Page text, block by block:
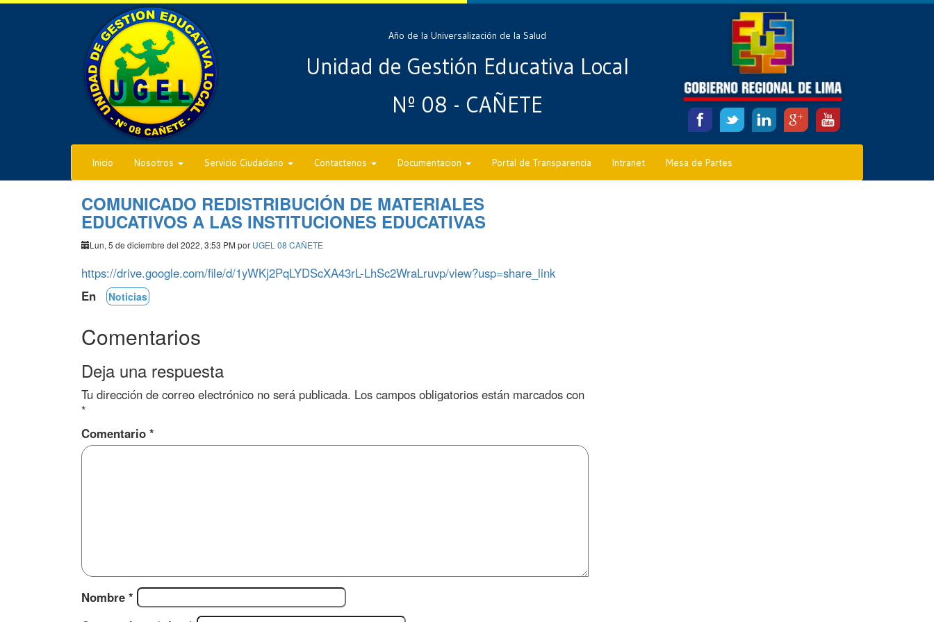
Año de la Universalización de la Salud
Unidad de Gestión Educativa Local
Nº 08 - CAÑETE
Inicio Nosotros Servicio Ciudadano Contactenos Documentacion Portal de Transparencia Intranet Mesa de Partes
COMUNICADO REDISTRIBUCIÓN DE MATERIALES
EDUCATIVOS A LAS INSTITUCIONES EDUCATIVAS
Lun, 5 de diciembre del 2022, 3:53 PM por UGEL 08 CAÑETE
https://drive.google.com/file/d/1yWKj2PqLYDScXA43rL-LhSc2WraLruvp/view?usp=share_link
En
Noticias
Comentarios
Deja una respuesta
Tu dirección de correo electrónico no será publicada. Los campos obligatorios están marcados con
*
Comentario *
Nombre *